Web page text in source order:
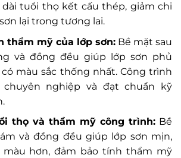
dài tuổi thọ kết cấu thép, giảm chi
lại trong tương lai.
thẩm mỹ của lớp sơn:Bề mặt sau
và đồng đều giúp lớp sơn phủ
màu sắc thống nhất. Công trình
nghiệp và đạt chuẩn kỹ
thọ và thẩm mỹ công trình:Bề
và đồng đều giúp lớp sơn mịn,
màu hơn, đảm bảo tính thẩm mỹ